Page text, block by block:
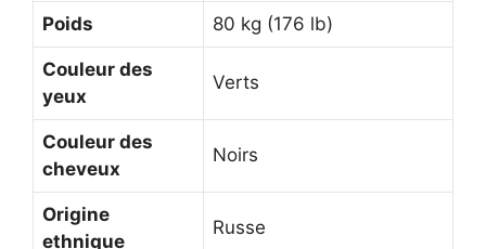
Poids 80 kg (176 lb)
Couleur des
yeux
Verts
Couleur des
cheveux
Noirs
Origine
ethnique
Russe